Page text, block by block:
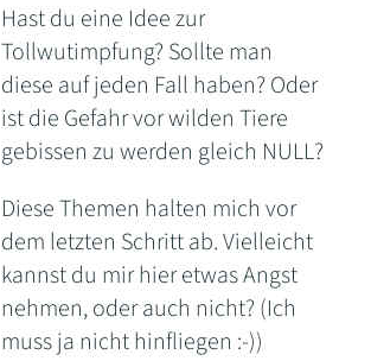
Hast du eine Idee zur
Tollwutimpfung? Sollte man
diese auf jeden Fall haben? Oder
ist die Gefahr vor wilden Tiere
gebissen zu werden gleich NULL?
Diese Themen halten mich vor
dem letzten Schritt ab. Vielleicht
kannst du mir hier etwas Angst
nehmen, oder auch nicht? (Ich
muss ja nicht hinfliegen :-))